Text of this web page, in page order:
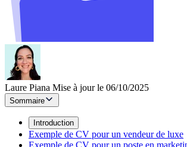
Laure Piana Mise à jour le 06/10/2025
Sommaire
Introduction
Exemple de CV pour un vendeur de luxe
Exemple de CV pour un poste en